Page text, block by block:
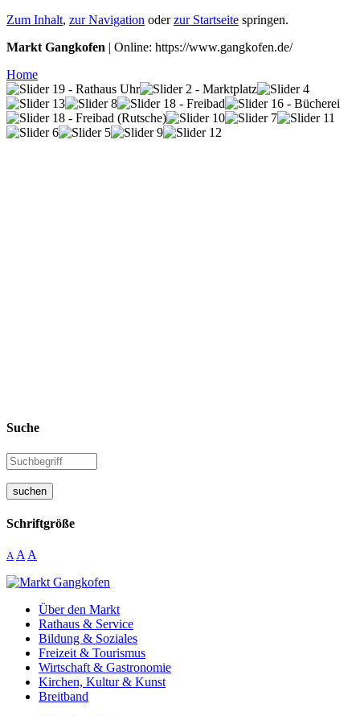
Zum Inhalt, zur Navigation oderzur Startseite springen.
Markt Gangkofen | Online: https://www.gangkofen.de/
Home
Suche
suchen
Schriftgröße
A A A
Über den Markt
Rathaus & Service
Bildung & Soziales
Freizeit & Tourismus
Wirtschaft & Gastronomie
Kirchen, Kultur & Kunst
Breitband